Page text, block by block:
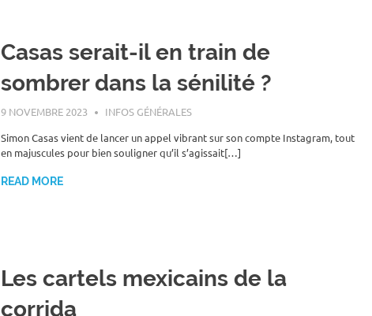
Casas serait-il en train de
sombrer dans la sénilité ?
9 NOVEMBRE 2023 ROGER LAHANA
INFOS GÉNÉRALES
Simon Casas vient de lancer un appel vibrant sur son compte Instagram, tout
en majuscules pour bien souligner qu’il s’agissait[…]
READ MORE
Les cartels mexicains de la
corrida